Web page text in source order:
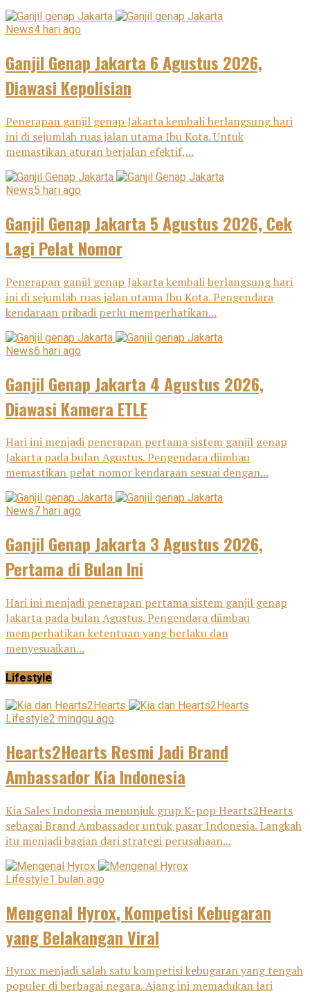
News4 hari ago
Ganjil Genap Jakarta 6 Agustus 2026,
Diawasi Kepolisian
Penerapan ganjil genap Jakarta kembali berlangsung hari
ini di sejumlah ruas jalan utama Ibu Kota. Untuk
memastikan aturan berjalan efektif,...
News5 hari ago
Ganjil Genap Jakarta 5 Agustus 2026, Cek
Lagi Pelat Nomor
Penerapan ganjil genap Jakarta kembali berlangsung hari
ini di sejumlah ruas jalan utama Ibu Kota. Pengendara
kendaraan pribadi perlu memperhatikan...
News6 hari ago
Ganjil Genap Jakarta 4 Agustus 2026,
Diawasi Kamera ETLE
Hari ini menjadi penerapan pertama sistem ganjil genap
Jakarta pada bulan Agustus. Pengendara diimbau
memastikan pelat nomor kendaraan sesuai dengan...
News7 hari ago
Ganjil Genap Jakarta 3 Agustus 2026,
Pertama di Bulan Ini
Hari ini menjadi penerapan pertama sistem ganjil genap
Jakarta pada bulan Agustus. Pengendara diimbau
memperhatikan ketentuan yang berlaku dan
menyesuaikan...
Lifestyle
Lifestyle2 minggu ago
Hearts2Hearts Resmi Jadi Brand
Ambassador Kia Indonesia
Kia Sales Indonesia menunjuk grup K-pop Hearts2Hearts
sebagai Brand Ambassador untuk pasar Indonesia. Langkah
itu menjadi bagian dari strategi perusahaan...
Lifestyle1 bulan ago
Mengenal Hyrox, Kompetisi Kebugaran
yang Belakangan Viral
Hyrox menjadi salah satu kompetisi kebugaran yang tengah
populer di berbagai negara. Ajang ini memadukan lari